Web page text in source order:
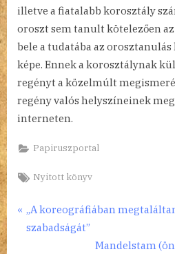
illetve a fiatalabb korosztály
oroszt sem tanult kötelezően
bele a tudatába az orosztanulás
képe. Ennek a korosztálynak
regényt a közelmúlt
regény valós helyszíneinek
interneten.
Papiruszportal
Tags:
Nyitott könyv
Bejegyzés
navigáció
P
r
„A koreográfiában
szabadságát”
N
Mandelstam